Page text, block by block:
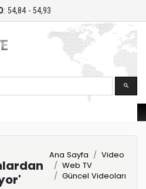
: 54,84 - 54,93
Ana Sayfa
Video
Web TV
Güncel Videoları